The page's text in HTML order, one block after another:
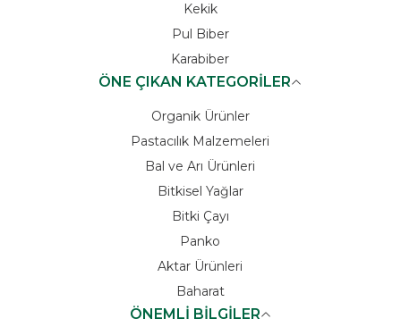
Kekik
Pul Biber
Karabiber
ÖNE ÇIKAN KATEGORİLER
Organik Ürünler
Pastacılık Malzemeleri
Bal ve Arı Ürünleri
Bitkisel Yağlar
Bitki Çayı
Panko
Aktar Ürünleri
Baharat
ÖNEMLİ BİLGİLER